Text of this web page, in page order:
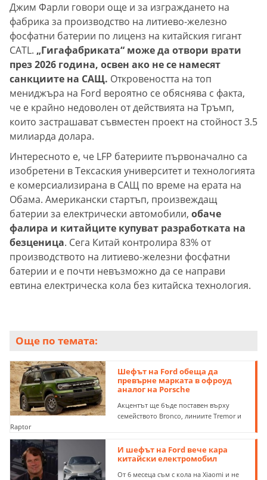
Джим Фарли говори още и за изграждането на
фабрика за производство на литиево-железно
фосфатни батерии по лиценз на китайския гигант
CATL. „Гигафабриката“ може да отвори врати
през 2026 година, освен ако не се намесят
санкциите на САЩ. Откровеността на топ
мениджъра на Ford вероятно се обяснява с факта,
че е крайно недоволен от действията на Тръмп,
които застрашават съвместен проект на стойност 3.5
милиарда долара.
Интересното е, че LFP батериите първоначално са
изобретени в Тексаския университет и технологията
е комерсиализирана в САЩ по време на ерата на
Обама. Американски стартъп, произвеждащ
батерии за електрически автомобили, обаче
фалира и китайците купуват разработката на
безценица. Сега Китай контролира 83% от
производството на литиево-железни фосфатни
батерии и е почти невъзможно да се направи
евтина електрическа кола без китайска технология.
Още по темата:
Шефът на Ford обеща да
превърне марката в офроуд
аналог на Porsche
Акцентът ще бъде поставен върху
семейството Bronco, линиите Tremor и
Raptor
И шефът на Ford вече кара
китайски електромобил
От 6 месеца съм с кола на Xiaomi и не